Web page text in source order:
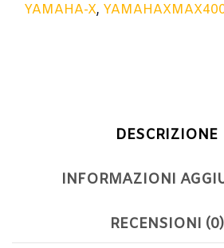
YAMAHA-X,
DESCRIZIONE
INFORMAZIONI
RECENSIONI (0)